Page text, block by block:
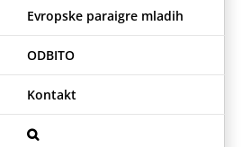
Evropske paraigre mladih
ODBITO
Kontakt